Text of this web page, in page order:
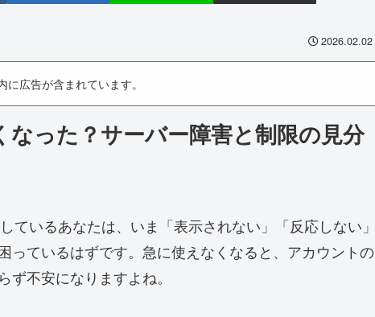
2026.02.02
に広告が含まれています。
った？サーバー障害と制限の見分
ているあなたは、いま「表示されない」「反応しない」
っているはずです。急に使えなくなると、アカウントの
不安になりますよね。